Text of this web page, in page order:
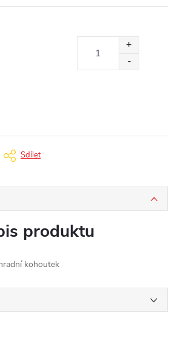
Sdílet
produktu
kohoutek